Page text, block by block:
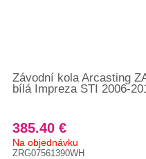
Závodní kola Arcasting
bílá Impreza STI 2006-
385.40 €
Na objednávku
ZRG07561390WH